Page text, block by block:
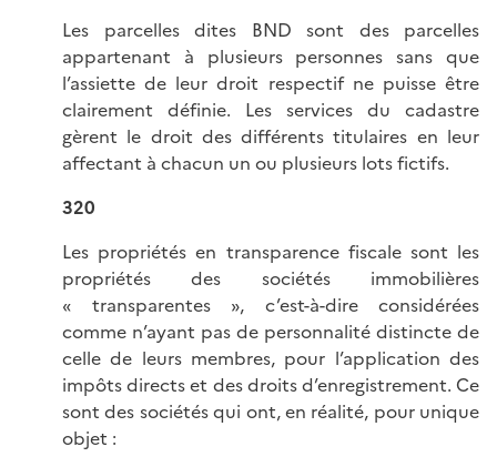
Les parcelles dites BND sont des parcelles
appartenant à plusieurs personnes sans que
l’assiette de leur droit respectif ne puisse être
clairement définie. Les services du cadastre
gèrent le droit des différents titulaires en leur
affectant à chacun un ou plusieurs lots fictifs.
320
Les propriétés en transparence fiscale sont les
propriétés des sociétés immobilières
« transparentes », c’est-à-dire considérées
comme n’ayant pas de personnalité distincte de
celle de leurs membres, pour l’application des
impôts directs et des droits d’enregistrement. Ce
sont des sociétés qui ont, en réalité, pour unique
objet :